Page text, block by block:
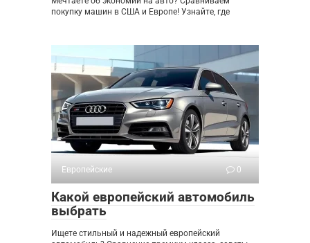
покупку машин в США и Европе! Узнайте, где
Европейские 0
Какой европейский автомобиль
выбрать
Ищете стильный и надежный европейский